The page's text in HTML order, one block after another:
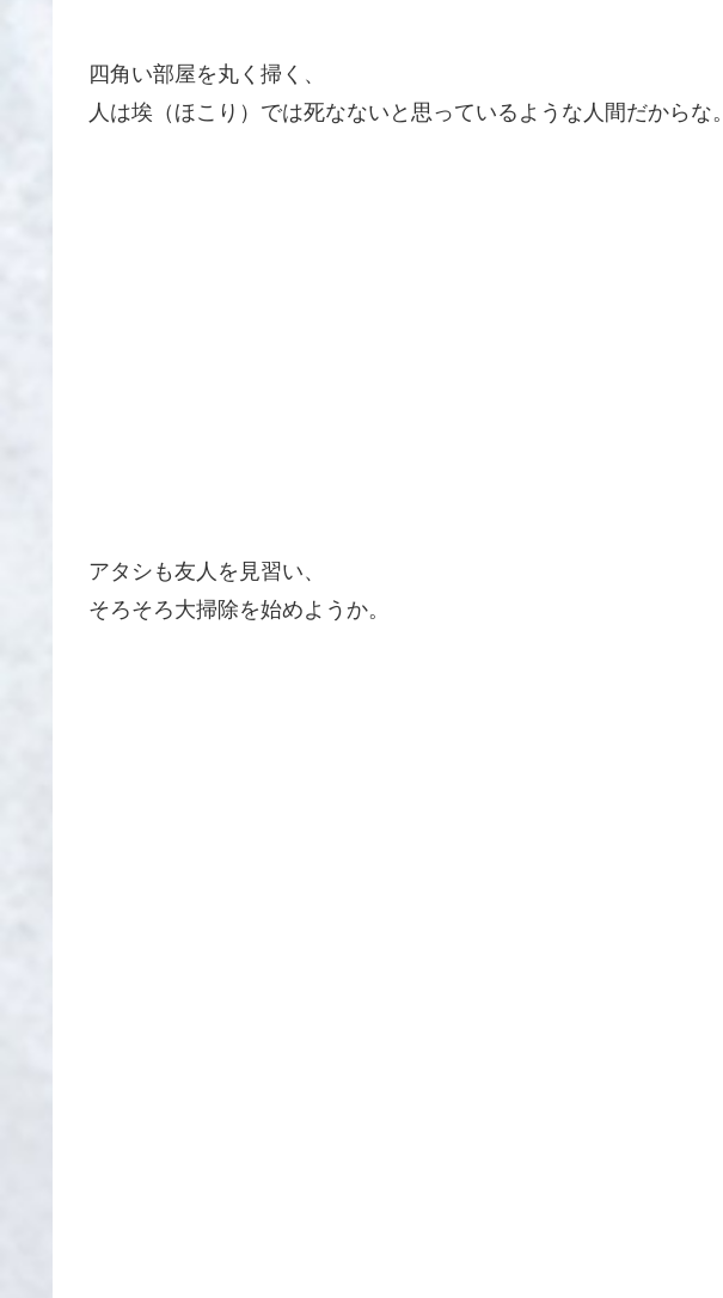
四角い部屋を丸く掃く、
人は埃（ほこり）では死なないと思っているような人間だからな。
アタシも友人を見習い、
そろそろ大掃除を始めようか。